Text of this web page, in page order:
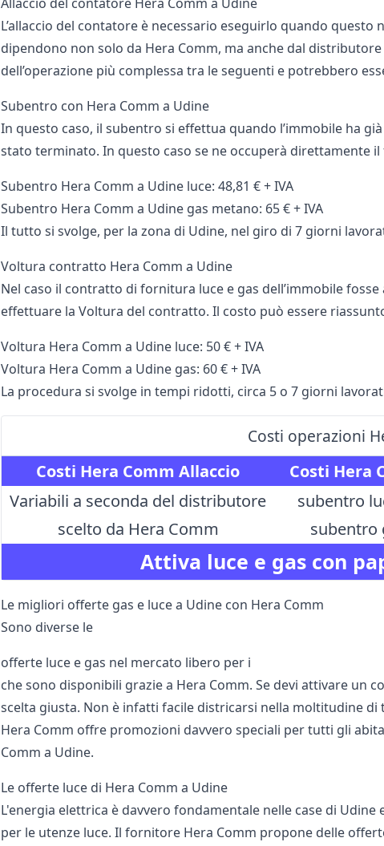
L’allaccio del contatore è necessario eseguirlo quando
dipendono non solo da Hera Comm, ma anche dal
dell’operazione più complessa tra le seguenti e potrebbero
Subentro con Hera Comm a Udine
In questo caso, il subentro si effettua quando l’immobile ha
stato terminato. In questo caso se ne occuperà direttamente
Subentro Hera Comm a Udine luce: 48,81 € + IVA
Subentro Hera Comm a Udine gas metano: 65 € + IVA
Il tutto si svolge, per la zona di Udine, nel giro di 7 giorni
Voltura contratto Hera Comm a Udine
Nel caso il contratto di fornitura luce e gas dell’immobile
effettuare la Voltura del contratto. Il costo può essere
Voltura Hera Comm a Udine luce: 50 € + IVA
Voltura Hera Comm a Udine gas: 60 € + IVA
La procedura si svolge in tempi ridotti, circa 5 o 7 giorni
Costi operazioni
Attiva luce e gas con
Costi Hera Comm Allaccio Costi Hera
Variabili a seconda del distributore
scelto da Hera Comm
subentro
subentro
Le migliori offerte gas e luce a Udine con Hera Comm
Sono diverse le
offerte luce e gas nel mercato libero per i
che sono disponibili grazie a Hera Comm. Se devi attivare un
scelta giusta. Non è infatti facile districarsi nella moltitudine
Hera Comm offre promozioni davvero speciali per tutti gli
Comm a Udine.
Le offerte luce di Hera Comm a Udine
L'energia elettrica è davvero fondamentale nelle case di
per le utenze luce. Il fornitore Hera Comm propone delle